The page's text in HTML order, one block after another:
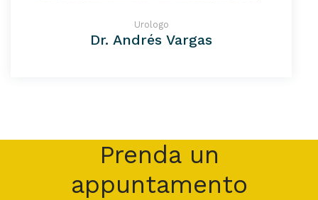
Urologo
Dr. Andrés Vargas
Prenda un
appuntamento